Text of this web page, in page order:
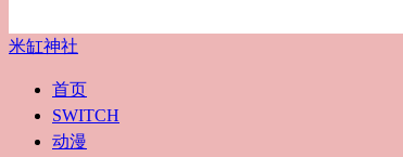
米缸神社
首页
SWITCH
动漫